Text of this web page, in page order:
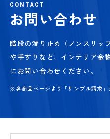
CONTACT
お問い合わせ
階段の滑り止め（ノンスリッ
や手すりなど、 インテリア金
にお問い合わせください。
※各商品ページより「サンプル請求」